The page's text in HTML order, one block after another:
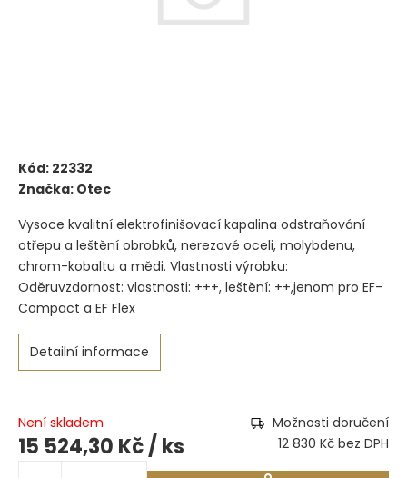
Kód: 22332
Značka: Otec
Vysoce kvalitní elektrofinišovací kapalina odstraňování
otřepu a leštění obrobků, nerezové oceli, molybdenu,
chrom-kobaltu a mědi. Vlastnosti výrobku:
Oděruvzdornost: vlastnosti: +++, leštění: ++,jenom pro EF-
Compact a EF Flex
Detailní informace
Není skladem Možnosti doručení
15 524,30 Kč/ ks 12 830 Kč bez DPH